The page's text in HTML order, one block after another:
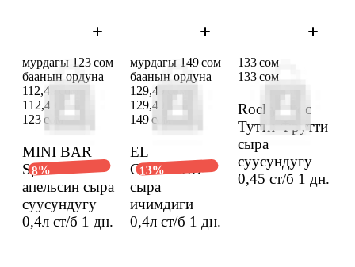
MINI BAR
Spritz
апельсин сыра
суусундугу
0,4л ст/б 1 дн.
мурдагы 123 сом
баанын ордуна
112,49 сом
112,49 сом
123 сом
8%
EL
CAPULCO
сыра
ичимдиги
0,4л ст/б 1 дн.
мурдагы 149 сом
баанын ордуна
129,49 сом
129,49 сом
149 сом
13%
Rocky Croc
Тутти-Фрутти
сыра
суусундугу
0,45 ст/б 1 дн.
133 сом
133 сом